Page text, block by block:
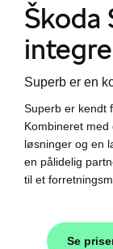
Škoda
Superb er en
Superb er kendt
Kombineret
løsninger og en
en pålidelig
til et
Se